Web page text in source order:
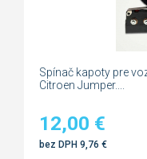
Spínač kapoty pre
Citroen Jumper....
12,00 €
bez DPH 9,76 €